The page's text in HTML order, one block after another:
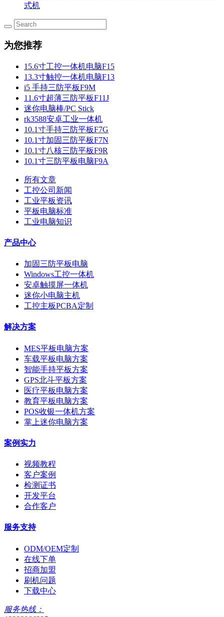
式机
为您推荐
15.6寸工控一体机电脑F15
13.3寸触控一体机电脑F13
i5 手持三防平板F9M
11.6寸超薄三防平板F11J
迷你电脑棒/PC Stick
rk3588安卓工业一体机
10.1寸手持三防平板F7G
10.1寸加固三防平板F7N
10.1寸八核三防平板F9R
10.1寸三防平板电脑F9A
所有文章
工控公司新闻
工业平板资讯
平板电脑标准
工业电脑知识
产品中心
加固三防平板电脑
Windows工控一体机
安卓触摸屏一体机
迷你小电脑主机
工控主板PCBA定制
解决方案
MES平板电脑方案
车载平板电脑方案
智能手持平板方案
GPS北斗平板方案
医疗平板电脑方案
教育平板电脑方案
POS收银一体机方案
掌上迷你电脑方案
案例实力
视频教程
客户案例
检测证书
开发平台
合作客户
服务支持
ODM/OEM定制
在线下单
招商加盟
刷机问题
下载中心
服务热线：